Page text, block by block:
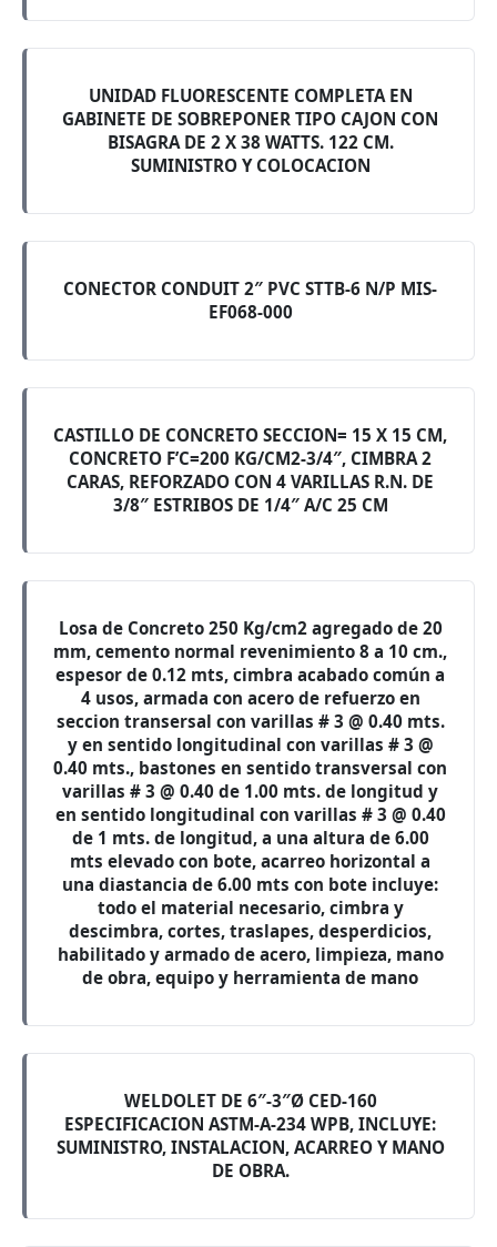
UNIDAD FLUORESCENTE COMPLETA EN
GABINETE DE SOBREPONER TIPO CAJON CON
BISAGRA DE 2 X 38 WATTS. 122 CM.
SUMINISTRO Y COLOCACION
CONECTOR CONDUIT 2″ PVC STTB-6 N/P MIS-
EF068-000
CASTILLO DE CONCRETO SECCION= 15 X 15 CM,
CONCRETO F’C=200 KG/CM2-3/4″, CIMBRA 2
CARAS, REFORZADO CON 4 VARILLAS R.N. DE
3/8″ ESTRIBOS DE 1/4″ A/C 25 CM
Losa de Concreto 250 Kg/cm2 agregado de 20
mm, cemento normal revenimiento 8 a 10 cm.,
espesor de 0.12 mts, cimbra acabado común a
4 usos, armada con acero de refuerzo en
seccion transersal con varillas # 3 @ 0.40 mts.
y en sentido longitudinal con varillas # 3 @
0.40 mts., bastones en sentido transversal con
varillas # 3 @ 0.40 de 1.00 mts. de longitud y
en sentido longitudinal con varillas # 3 @ 0.40
de 1 mts. de longitud, a una altura de 6.00
mts elevado con bote, acarreo horizontal a
una diastancia de 6.00 mts con bote incluye:
todo el material necesario, cimbra y
descimbra, cortes, traslapes, desperdicios,
habilitado y armado de acero, limpieza, mano
de obra, equipo y herramienta de mano
WELDOLET DE 6″-3″Ø CED-160
ESPECIFICACION ASTM-A-234 WPB, INCLUYE:
SUMINISTRO, INSTALACION, ACARREO Y MANO
DE OBRA.